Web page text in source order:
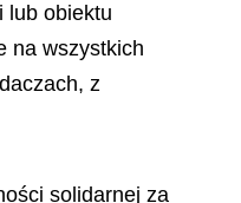
lub obiektu
na wszystkich
z
solidarnej za